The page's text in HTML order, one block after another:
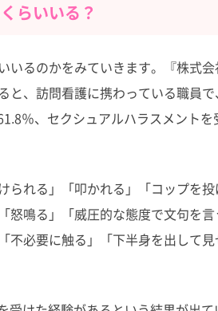
らいいる？
いるのかをみていきます。『株式
、訪問看護に携わっている職員
％、セクシュアルハラスメントを
られる」「叩かれる」「コップを
怒鳴る」「威圧的な態度で文句を
不必要に触る」「下半身を出して